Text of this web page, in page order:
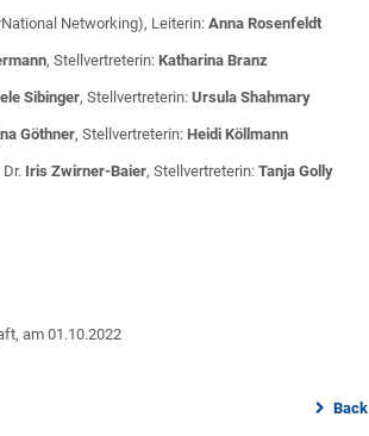
Networking), Leiterin: Anna Rosenfeldt
, Stellvertreterin: Katharina Branz
Sibinger, Stellvertreterin: Ursula Shahmary
Göthner, Stellvertreterin: Heidi Köllmann
Iris Zwirner-Baier, Stellvertreterin: Tanja Golly
am 01.10.2022
Back